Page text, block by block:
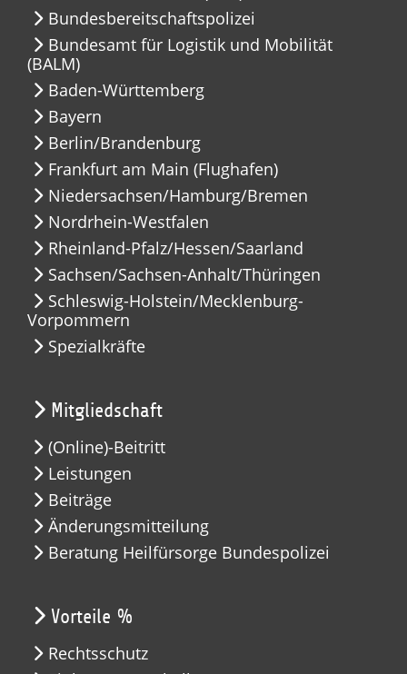
Bundesbereitschaftspolizei
Bundesamt für Logistik und Mobilität
(BALM)
Baden-Württemberg
Bayern
Berlin/Brandenburg
Frankfurt am Main (Flughafen)
Niedersachsen/Hamburg/Bremen
Nordrhein-Westfalen
Rheinland-Pfalz/Hessen/Saarland
Sachsen/Sachsen-Anhalt/Thüringen
Schleswig-Holstein/Mecklenburg-
Vorpommern
Spezialkräfte
Mitgliedschaft
(Online)-Beitritt
Leistungen
Beiträge
Änderungsmitteilung
Beratung Heilfürsorge Bundespolizei
Vorteile %
Rechtsschutz